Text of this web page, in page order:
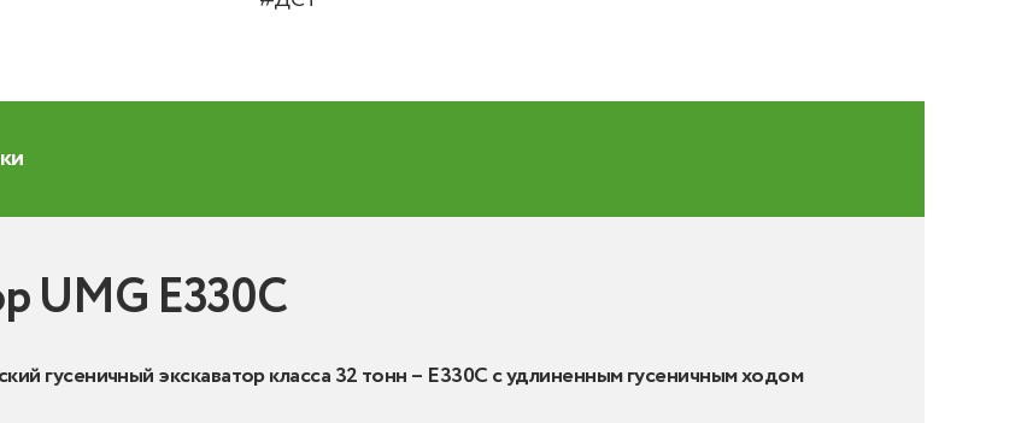
UMG E330C
гусеничный экскаватор класса 32 тонн – E330С с удлиненным гусеничным ходом